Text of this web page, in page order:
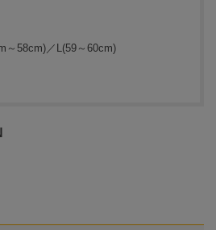
～58cm)／L(59～60cm)